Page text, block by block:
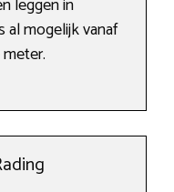
leggen in
al mogelijk vanaf